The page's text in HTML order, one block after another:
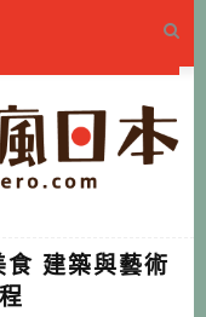
建築與藝術